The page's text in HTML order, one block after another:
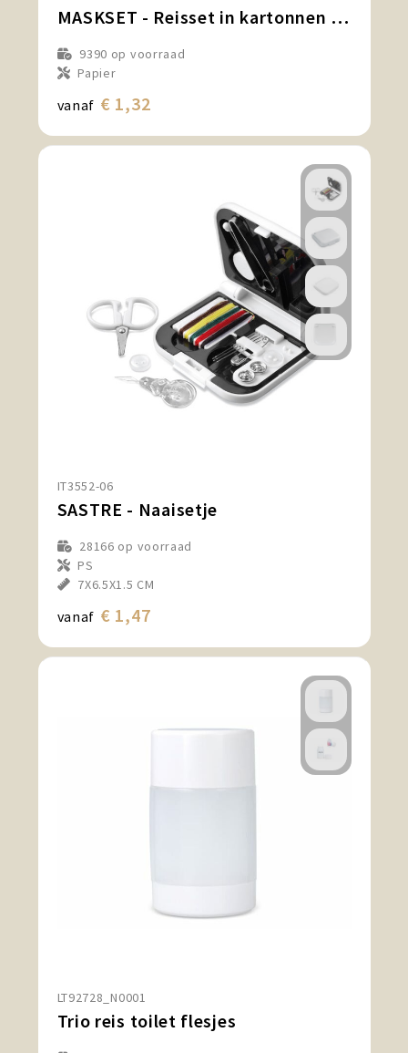
MASKSET - Reisset in kartonnen koker
9390 op voorraad
Papier
vanaf € 1,32
IT3552-06
SASTRE - Naaisetje
28166 op voorraad
PS
7X6.5X1.5 CM
vanaf € 1,47
LT92728_N0001
Trio reis toilet flesjes